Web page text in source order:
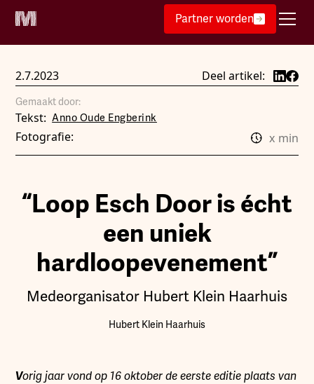
Partner worden
2.7.2023 Deel artikel:
Gemaakt door:
Tekst: Anno Oude Engberink
Fotografie: x min
“Loop Esch Door is écht
een uniek
hardloopevenement”
Medeorganisator Hubert Klein Haarhuis
Hubert Klein Haarhuis
Vorig jaar vond op 16 oktober de eerste editie plaats van